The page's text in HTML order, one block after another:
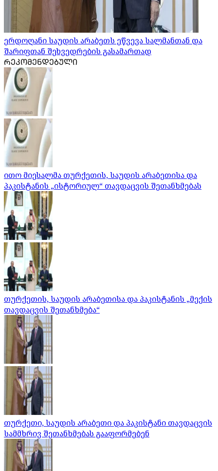
ერდოღანი საუდის არაბეთს ეწვევა სალმანთან და
შარიფთან შეხვედრების გასამართად
ᲠᲔᲙᲝᲛᲔᲜᲓᲔᲑᲣᲚᲘ
ითო მიესალმა თურქეთის, საუდის არაბეთისა და
პაკისტანის „ისტორიულ“ თავდაცვის შეთანხმებას
თურქეთის, საუდის არაბეთისა და პაკისტანის „მექის
თავდაცვის შეთანხმება“
თურქეთი, საუდის არაბეთი და პაკისტანი თავდაცვის
სამმხრივ შეთანხმებას გააფორმებენ